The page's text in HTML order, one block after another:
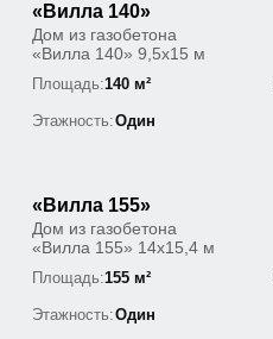
«Вилла 140»
Дом из газобетона
«Вилла 140» 9,5х15 м
Площадь:140 м²
Этажность:Один
«Вилла 155»
Дом из газобетона
«Вилла 155» 14х15,4 м
Площадь:155 м²
Этажность:Один